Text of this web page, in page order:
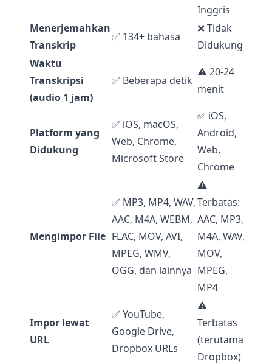
Inggris
Menerjemahkan
Transkrip
✅ 134+ bahasa
❌ Tidak
Didukung
Waktu
Transkripsi
(audio 1 jam)
✅ Beberapa detik
⚠️ 20-24
menit
Platform yang
Didukung
✅ iOS, macOS,
Web, Chrome,
Microsoft Store
✅ iOS,
Android,
Web,
Chrome
Mengimpor File
✅ MP3, MP4, WAV,
AAC, M4A, WEBM,
FLAC, MOV, AVI,
MPEG, WMV,
OGG, dan lainnya
⚠️
Terbatas:
AAC, MP3,
M4A, WAV,
MOV,
MPEG,
MP4
Impor lewat
URL
✅ YouTube,
Google Drive,
Dropbox URLs
⚠️
Terbatas
(terutama
Dropbox)